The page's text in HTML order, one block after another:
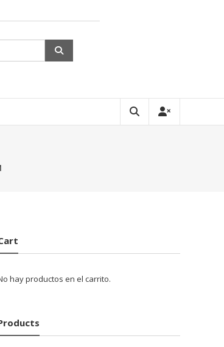
hay productos en el carrito.